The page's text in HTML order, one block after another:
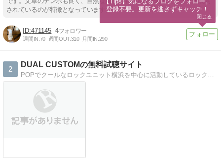
されているのが特徴となっています。
471145 4
週間IN:70 週間OUT:310 月間IN:290
2
DUAL CUSTOMの無料試聴サイト
POPでクールなロックユニット横浜を中心に活動しているロックユニットDUAL CUSTOMの楽曲試聴サイト
登録不要。更新を逃さずキャッチ！
閉じる